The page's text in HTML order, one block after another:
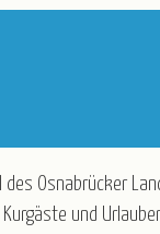
Osnabrücker
und